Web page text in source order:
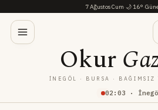
7 Ağustos Cum·🌙 16°·
02 : 03 ·
Okur
İNEGÖL · BURSA · BAĞIMSIZ